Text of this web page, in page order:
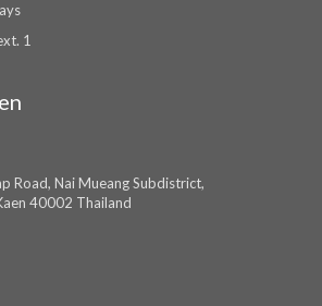
1
Road, Nai Mueang Subdistrict,
40002 Thailand